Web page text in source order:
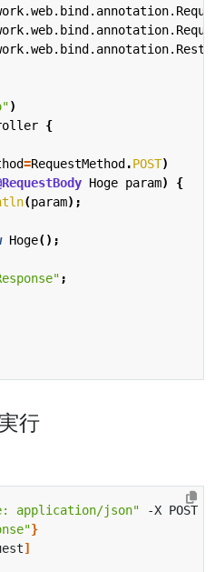
)
{
=RequestMethod .POST)
Hoge param)
{
(param);
Hoge();
;
行
application/json" -X POST
}
]